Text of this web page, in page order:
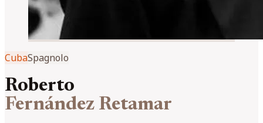
CubaSpagnolo
Roberto
Fernández Retamar